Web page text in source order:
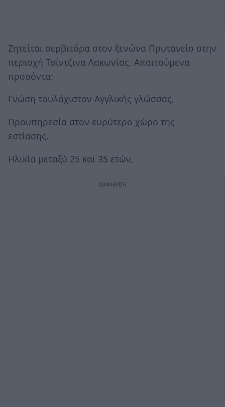
Ζητείται σερβιτόρα στον ξενώνα Πρυτανείο στην
περιοχή Τσίντζινα Λακωνίας. Απαιτούμενα
προσόντα:
Γνώση τουλάχιστον Αγγλικής γλώσσας,
Προϋπηρεσία στον ευρύτερο χώρο της
εστίασης,
Ηλικία μεταξύ 25 και 35 ετών,